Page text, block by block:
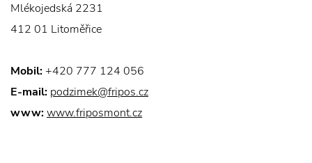
Mlékojedská 2231
412 01 Litoměřice
Mobil: +420 777 124 056
E-mail: podzimek@fripos.cz
www:www.friposmont.cz